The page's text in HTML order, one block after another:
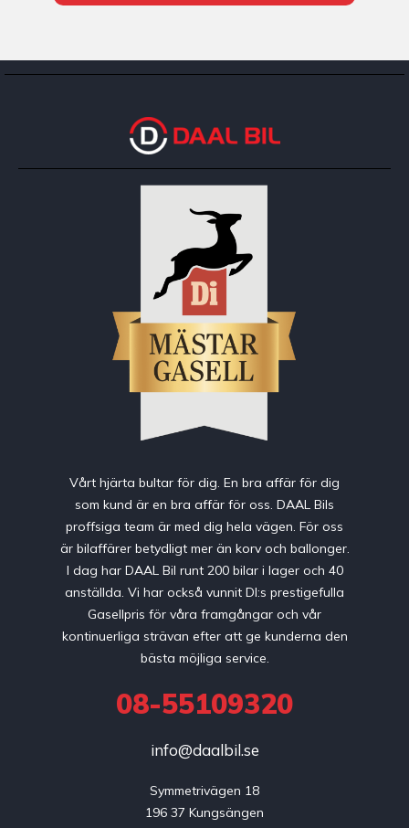
Vårt hjärta bultar för dig. En bra affär för dig
som kund är en bra affär för oss. DAAL Bils
proffsiga team är med dig hela vägen. För oss
är bilaffärer betydligt mer än korv och ballonger.
I dag har DAAL Bil runt 200 bilar i lager och 40
anställda. Vi har också vunnit DI:s prestigefulla
Gasellpris för våra framgångar och vår
kontinuerliga strävan efter att ge kunderna den
bästa möjliga service.
08-55109320
info@daalbil.se
Symmetrivägen 18
196 37 Kungsängen